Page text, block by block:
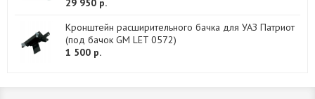
29 950 р.
Кронштейн расширительного бачка для УАЗ Патриот
(под бачок GM LET 0572)
1 500 р.